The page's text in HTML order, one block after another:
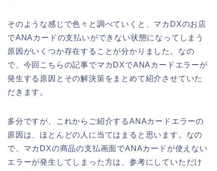
そのような感じで色々と調べていくと、マカDXのお店
でANAカードの支払いができない状態になってしまう
原因がいくつか存在することが分かりました。なの
で、今回こちらの記事でマカDXでANAカードエラーが
発生する原因とその解決策をまとめて紹介させていた
だきます。
多分ですが、これからご紹介するANAカードエラーの
原因は、ほとんどの人に当てはまると思います。なの
で、マカDXの商品の支払画面でANAカードが使えない
エラーが発生してしまった方は、参考にしていただけ